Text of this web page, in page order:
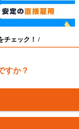
チェック！ /
すか？